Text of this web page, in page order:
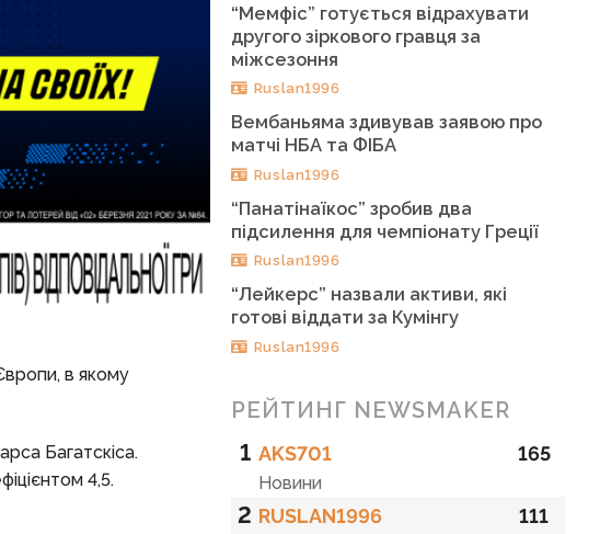
в якому
Багатскіса.
4,5.
“Мемфіс” готується відрахувати
другого зіркового гравця за
міжсезоння
Ruslan1996
Вембаньяма здивував заявою про
матчі НБА та ФІБА
Ruslan1996
“Панатінаїкос” зробив два
підсилення для чемпіонату Греції
Ruslan1996
“Лейкерс” назвали активи, які
готові віддати за Кумінгу
Ruslan1996
РЕЙТИНГ NEWSMAKER
1 AKS701
Новини
165
2 RUSLAN1996 111